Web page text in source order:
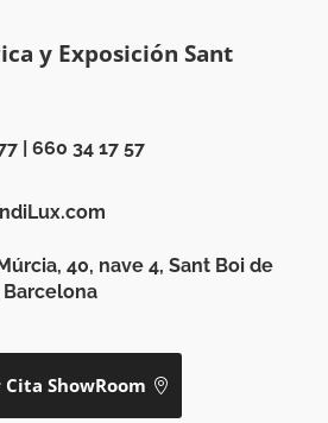
y Exposición Sant
| 660 34 17 57
40, nave 4, Sant Boi de
Cita ShowRoom